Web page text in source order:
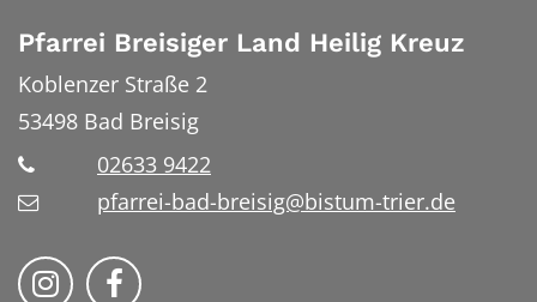
Pfarrei Breisiger Land Heilig Kreuz
Koblenzer Straße 2
53498 Bad Breisig
02633 9422
pfarrei-bad-breisig@bistum-trier.de
Folge uns auf Instragram
Folge uns auf Facebook